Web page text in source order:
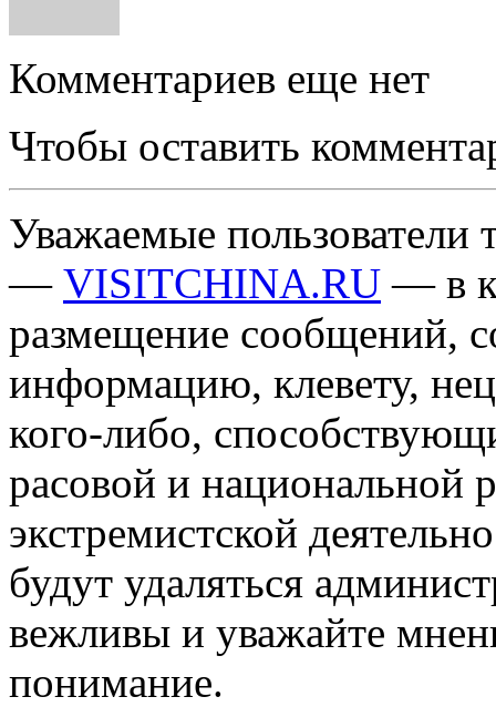
Комментариев еще нет
Чтобы оставить
Уважаемые пользователи
— VISITCHINA.RU — в
размещение сообщений,
информацию, клевету,
кого-либо,
расовой и национальной
экстремистской
будут удаляться
вежливы и уважайте
понимание.